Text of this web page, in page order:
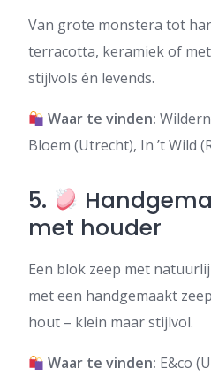
Van grote monstera tot
terracotta, keramiek of
stijlvols én levends.
Waar te vinden:
Bloem (Utrecht), In ’t Wild
5.
met houder
Een blok zeep met
met een handgemaakt
hout – klein maar stijlvol.
Waar te vinden: E&co